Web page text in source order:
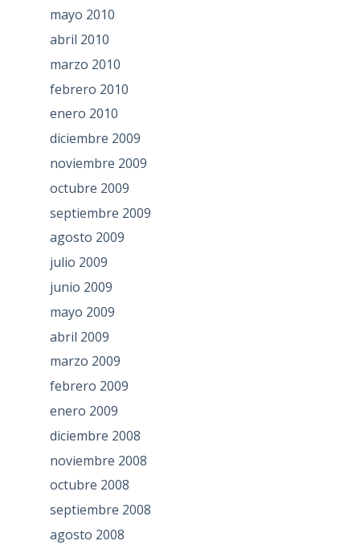
mayo 2010
abril 2010
marzo 2010
febrero 2010
enero 2010
diciembre 2009
noviembre 2009
octubre 2009
septiembre 2009
agosto 2009
julio 2009
junio 2009
mayo 2009
abril 2009
marzo 2009
febrero 2009
enero 2009
diciembre 2008
noviembre 2008
octubre 2008
septiembre 2008
agosto 2008